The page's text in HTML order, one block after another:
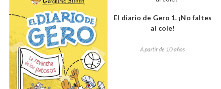
El diario de Gero 1. ¡No faltes
al cole!
A partir de 10 años